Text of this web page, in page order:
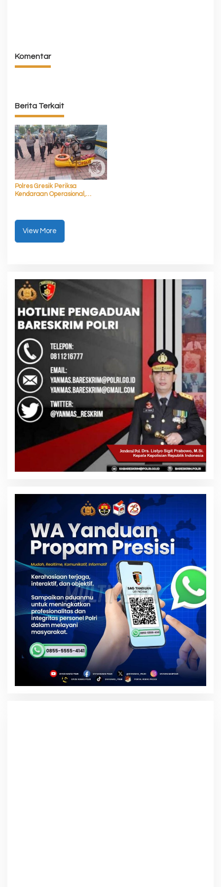
Komentar
Berita Terkait
Polres Gresik Periksa
Kendaraan Operasional,
View More